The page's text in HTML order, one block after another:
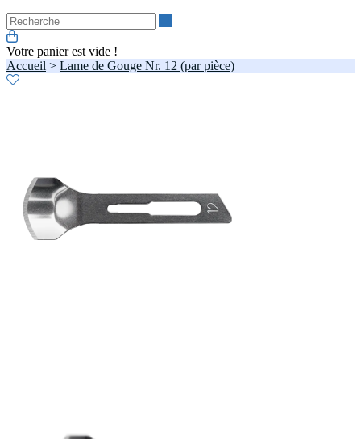
Votre panier est vide !
Accueil > Lame de Gouge Nr. 12 (par pièce)